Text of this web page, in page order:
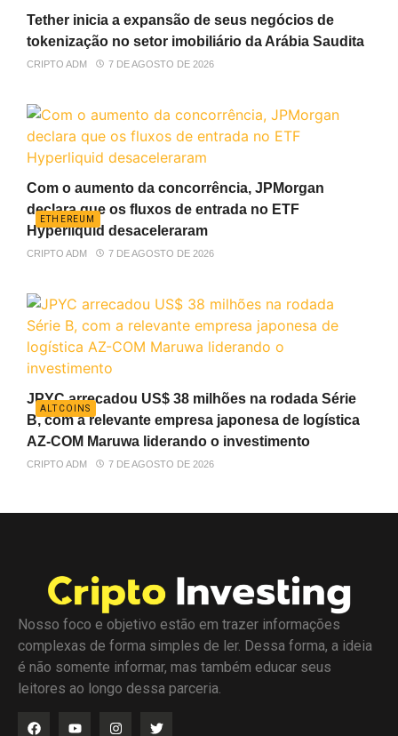
Tether inicia a expansão de seus negócios de
tokenização no setor imobiliário da Arábia Saudita
CRIPTO ADM 7 DE AGOSTO DE 2026
ETHEREUM
Com o aumento da concorrência, JPMorgan
declara que os fluxos de entrada no ETF
Hyperliquid desaceleraram
CRIPTO ADM 7 DE AGOSTO DE 2026
ALTCOINS
JPYC arrecadou US$ 38 milhões na rodada Série
B, com a relevante empresa japonesa de logística
AZ-COM Maruwa liderando o investimento
CRIPTO ADM 7 DE AGOSTO DE 2026
Nosso foco e objetivo estão em trazer informações
complexas de forma simples de ler. Dessa forma, a ideia
é não somente informar, mas também educar seus
leitores ao longo dessa parceria.